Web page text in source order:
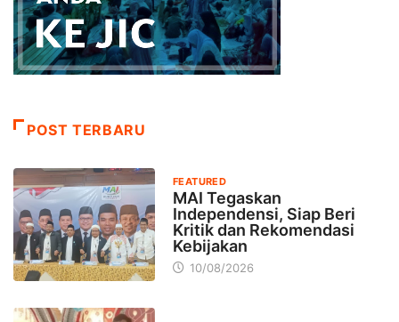
POST TERBARU
FEATURED
MAI Tegaskan
Independensi, Siap Beri
Kritik dan Rekomendasi
Kebijakan
10/08/2026